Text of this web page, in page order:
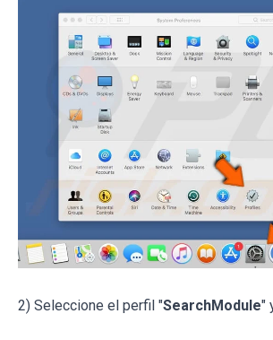
2) Seleccione el perfil "SearchModule"